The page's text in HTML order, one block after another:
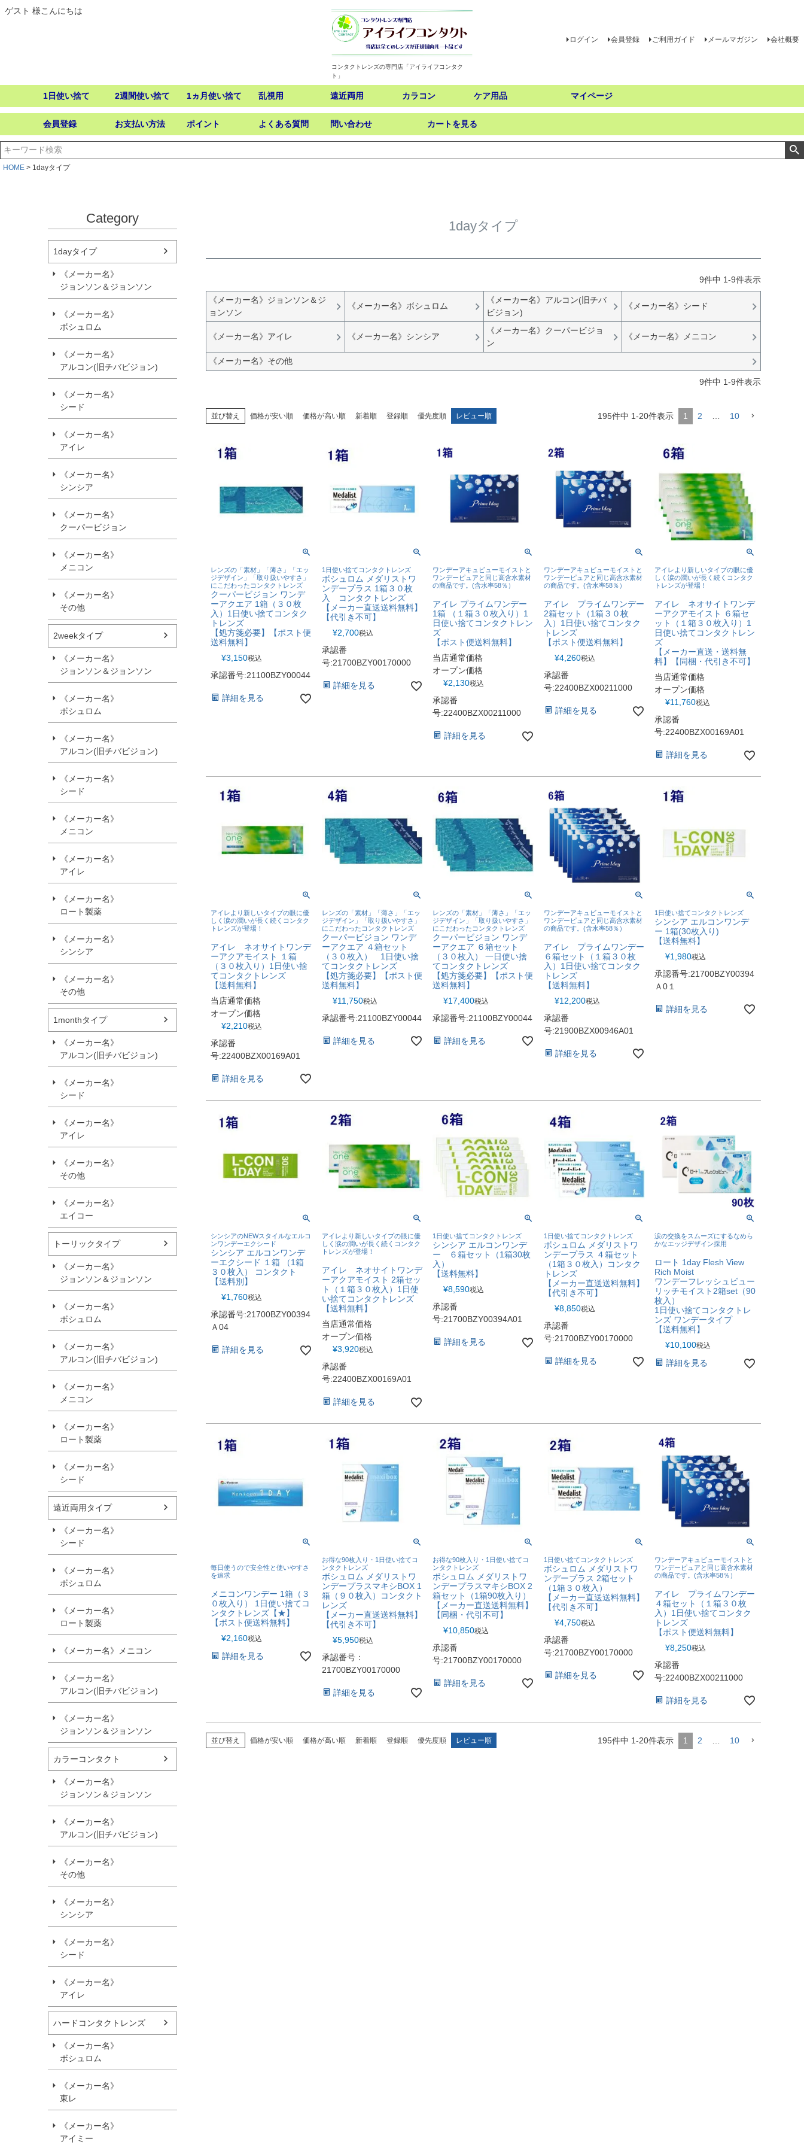
ゲスト 様こんにちは
コンタクトレンズの専門店「アイライフコンタク
ト」
ログイン 会員登録 ご利用ガイド メールマガジン 会社概要
1日使い捨て 2週間使い捨て 1ヵ月使い捨て 乱視用 遠近両用 カラコン ケア用品 マイページ
会員登録 お支払い方法 ポイント よくある質問 問い合わせ カートを見る
HOME 1dayタイプ
Category
1dayタイプ
《メーカー名》
ジョンソン＆ジョンソン
《メーカー名》
ボシュロム
《メーカー名》
アルコン(旧チバビジョン)
《メーカー名》
シード
《メーカー名》
アイレ
《メーカー名》
シンシア
《メーカー名》
クーパービジョン
《メーカー名》
メニコン
《メーカー名》
その他
2weekタイプ
《メーカー名》
ジョンソン＆ジョンソン
《メーカー名》
ボシュロム
《メーカー名》
アルコン(旧チバビジョン)
《メーカー名》
シード
《メーカー名》
メニコン
《メーカー名》
アイレ
《メーカー名》
ロート製薬
《メーカー名》
シンシア
《メーカー名》
その他
1monthタイプ
《メーカー名》
アルコン(旧チバビジョン)
《メーカー名》
シード
《メーカー名》
アイレ
《メーカー名》
その他
《メーカー名》
エイコー
トーリックタイプ
《メーカー名》
ジョンソン＆ジョンソン
《メーカー名》
ボシュロム
《メーカー名》
アルコン(旧チバビジョン)
《メーカー名》
メニコン
《メーカー名》
ロート製薬
《メーカー名》
シード
遠近両用タイプ
《メーカー名》
シード
《メーカー名》
ボシュロム
《メーカー名》
ロート製薬
《メーカー名》メニコン
《メーカー名》
アルコン(旧チバビジョン)
《メーカー名》
ジョンソン＆ジョンソン
カラーコンタクト
《メーカー名》
ジョンソン＆ジョンソン
《メーカー名》
アルコン(旧チバビジョン)
《メーカー名》
その他
《メーカー名》
シンシア
《メーカー名》
シード
《メーカー名》
アイレ
ハードコンタクトレンズ
《メーカー名》
ボシュロム
《メーカー名》
東レ
《メーカー名》
アイミー
1dayタイプ
9件中 1-9件表示
《メーカー名》ジョンソン＆ジ
ョンソン
《メーカー名》ボシュロム
《メーカー名》アルコン(旧チバ
ビジョン)
《メーカー名》シード
《メーカー名》アイレ 《メーカー名》シンシア
《メーカー名》クーパービジョ
ン
《メーカー名》メニコン
《メーカー名》その他
9件中 1-9件表示
並び替え 価格が安い順 価格が高い順 新着順 登録順 優先度順 レビュー順 195件中 1-20件表示 1 2 10
レンズの「素材」「薄さ」「エッ
ジデザイン」「取り扱いやすさ」
にこだわったコンタクトレンズ
クーパービジョン ワンデ
ーアクエア 1箱（３０枚
入）1日使い捨てコンタク
トレンズ
【処方箋必要】【ポスト便
送料無料】
¥3,150税込
承認番号:21100BZY00044
詳細を見る
1日使い捨てコンタクトレンズ
ボシュロム メダリストワ
ンデープラス 1箱３０枚
入 コンタクトレンズ
【メーカー直送送料無料】
【代引き不可】
¥2,700税込
承認番
号:21700BZY00170000
詳細を見る
ワンデーアキュビューモイストと
ワンデーピュアと同じ高含水素材
の商品です。(含水率58％）
アイレ プライムワンデー
1箱 （１箱３０枚入り）1
日使い捨てコンタクトレン
ズ
【ポスト便送料無料】
当店通常価格
オープン価格
¥2,130税込
承認番
号:22400BZX00211000
詳細を見る
ワンデーアキュビューモイストと
ワンデーピュアと同じ高含水素材
の商品です。(含水率58％）
アイレ プライムワンデー
2箱セット（1箱３０枚
入）1日使い捨てコンタク
トレンズ
【ポスト便送料無料】
¥4,260税込
承認番
号:22400BZX00211000
詳細を見る
アイレより新しいタイプの眼に優
しく涙の潤いが長く続くコンタク
トレンズが登場！
アイレ ネオサイトワンデ
ーアクアモイスト ６箱セ
ット（１箱３０枚入り）1
日使い捨てコンタクトレン
ズ
【メーカー直送・送料無
料】【同梱・代引き不可】
当店通常価格
オープン価格
¥11,760税込
承認番
号:22400BZX00169A01
詳細を見る
アイレより新しいタイプの眼に優
しく涙の潤いが長く続くコンタク
トレンズが登場！
アイレ ネオサイトワンデ
ーアクアモイスト １箱
（３０枚入り）1日使い捨
てコンタクトレンズ
【送料無料】
当店通常価格
オープン価格
¥2,210税込
承認番
号:22400BZX00169A01
詳細を見る
レンズの「素材」「薄さ」「エッ
ジデザイン」「取り扱いやすさ」
にこだわったコンタクトレンズ
クーパービジョン ワンデ
ーアクエア ４箱セット
（３０枚入） 1日使い捨
てコンタクトレンズ
【処方箋必要】【ポスト便
送料無料】
¥11,750税込
承認番号:21100BZY00044
詳細を見る
レンズの「素材」「薄さ」「エッ
ジデザイン」「取り扱いやすさ」
にこだわったコンタクトレンズ
クーパービジョン ワンデ
ーアクエア ６箱セット
（３０枚入） 一日使い捨
てコンタクトレンズ
【処方箋必要】【ポスト便
送料無料】
¥17,400税込
承認番号:21100BZY00044
詳細を見る
ワンデーアキュビューモイストと
ワンデーピュアと同じ高含水素材
の商品です。(含水率58％）
アイレ プライムワンデー
６箱セット（１箱３０枚
入）1日使い捨てコンタク
トレンズ
【送料無料】
¥12,200税込
承認番
号:21900BZX00946A01
詳細を見る
1日使い捨てコンタクトレンズ
シンシア エルコンワンデ
ー 1箱(30枚入り)
【送料無料】
¥1,980税込
承認番号:21700BZY00394
Ａ0１
詳細を見る
シンシアのNEWスタイルなエルコ
ンワンデーエクシード
シンシア エルコンワンデ
ーエクシード １箱 （1箱
３０枚入） コンタクト
【送料別】
¥1,760税込
承認番号:21700BZY00394
Ａ04
詳細を見る
アイレより新しいタイプの眼に優
しく涙の潤いが長く続くコンタク
トレンズが登場！
アイレ ネオサイトワンデ
ーアクアモイスト 2箱セッ
ト（１箱３０枚入）1日使
い捨てコンタクトレンズ
【送料無料】
当店通常価格
オープン価格
¥3,920税込
承認番
号:22400BZX00169A01
詳細を見る
1日使い捨てコンタクトレンズ
シンシア エルコンワンデ
ー ６箱セット（1箱30枚
入）
【送料無料】
¥8,590税込
承認番
号:21700BZY00394A01
詳細を見る
1日使い捨てコンタクトレンズ
ボシュロム メダリストワ
ンデープラス ４箱セット
（1箱３０枚入）コンタク
トレンズ
【メーカー直送送料無料】
【代引き不可】
¥8,850税込
承認番
号:21700BZY00170000
詳細を見る
涙の交換をスムーズにするなめら
かなエッジデザイン採用
ロート 1day Flesh View
Rich Moist
ワンデーフレッシュビュー
リッチモイスト2箱set（90
枚入）
1日使い捨てコンタクトレ
ンズ ワンデータイプ
【送料無料】
¥10,100税込
詳細を見る
毎日使うので安全性と使いやすさ
を追求
メニコンワンデー 1箱（３
０枚入り） 1日使い捨てコ
ンタクトレンズ【★】
【ポスト便送料無料】
¥2,160税込
詳細を見る
お得な90枚入り・1日使い捨てコ
ンタクトレンズ
ボシュロム メダリストワ
ンデープラスマキシBOX 1
箱（９０枚入）コンタクト
レンズ
【メーカー直送送料無料】
【代引き不可】
¥5,950税込
承認番号：
21700BZY00170000
詳細を見る
お得な90枚入り・1日使い捨てコ
ンタクトレンズ
ボシュロム メダリストワ
ンデープラスマキシBOX 2
箱セット（1箱90枚入り）
【メーカー直送送料無料】
【同梱・代引不可】
¥10,850税込
承認番
号:21700BZY00170000
詳細を見る
1日使い捨てコンタクトレンズ
ボシュロム メダリストワ
ンデープラス 2箱セット
（1箱３０枚入）
【メーカー直送送料無料】
【代引き不可】
¥4,750税込
承認番
号:21700BZY00170000
詳細を見る
ワンデーアキュビューモイストと
ワンデーピュアと同じ高含水素材
の商品です。(含水率58％）
アイレ プライムワンデー
４箱セット（１箱３０枚
入）1日使い捨てコンタク
トレンズ
【ポスト便送料無料】
¥8,250税込
承認番
号:22400BZX00211000
詳細を見る
並び替え 価格が安い順 価格が高い順 新着順 登録順 優先度順 レビュー順 195件中 1-20件表示 1 2 10